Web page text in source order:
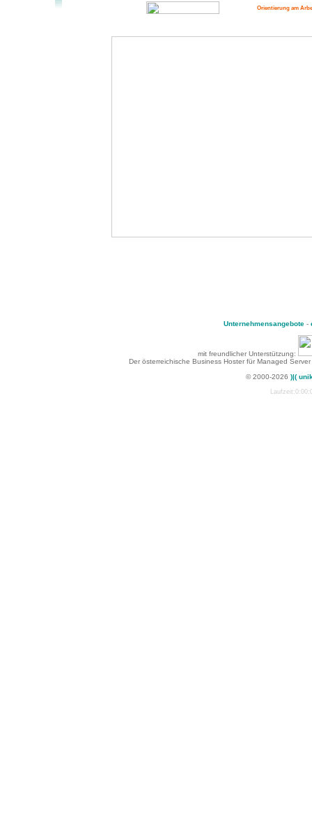
Orientierung am
Unternehmensangebote-
mit freundlicher Unterstützung:
Der österreichische Business Hoster für Managed
© 2000-2026 )|(